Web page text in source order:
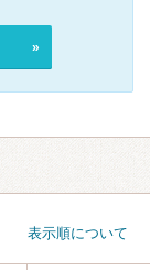
表示順について